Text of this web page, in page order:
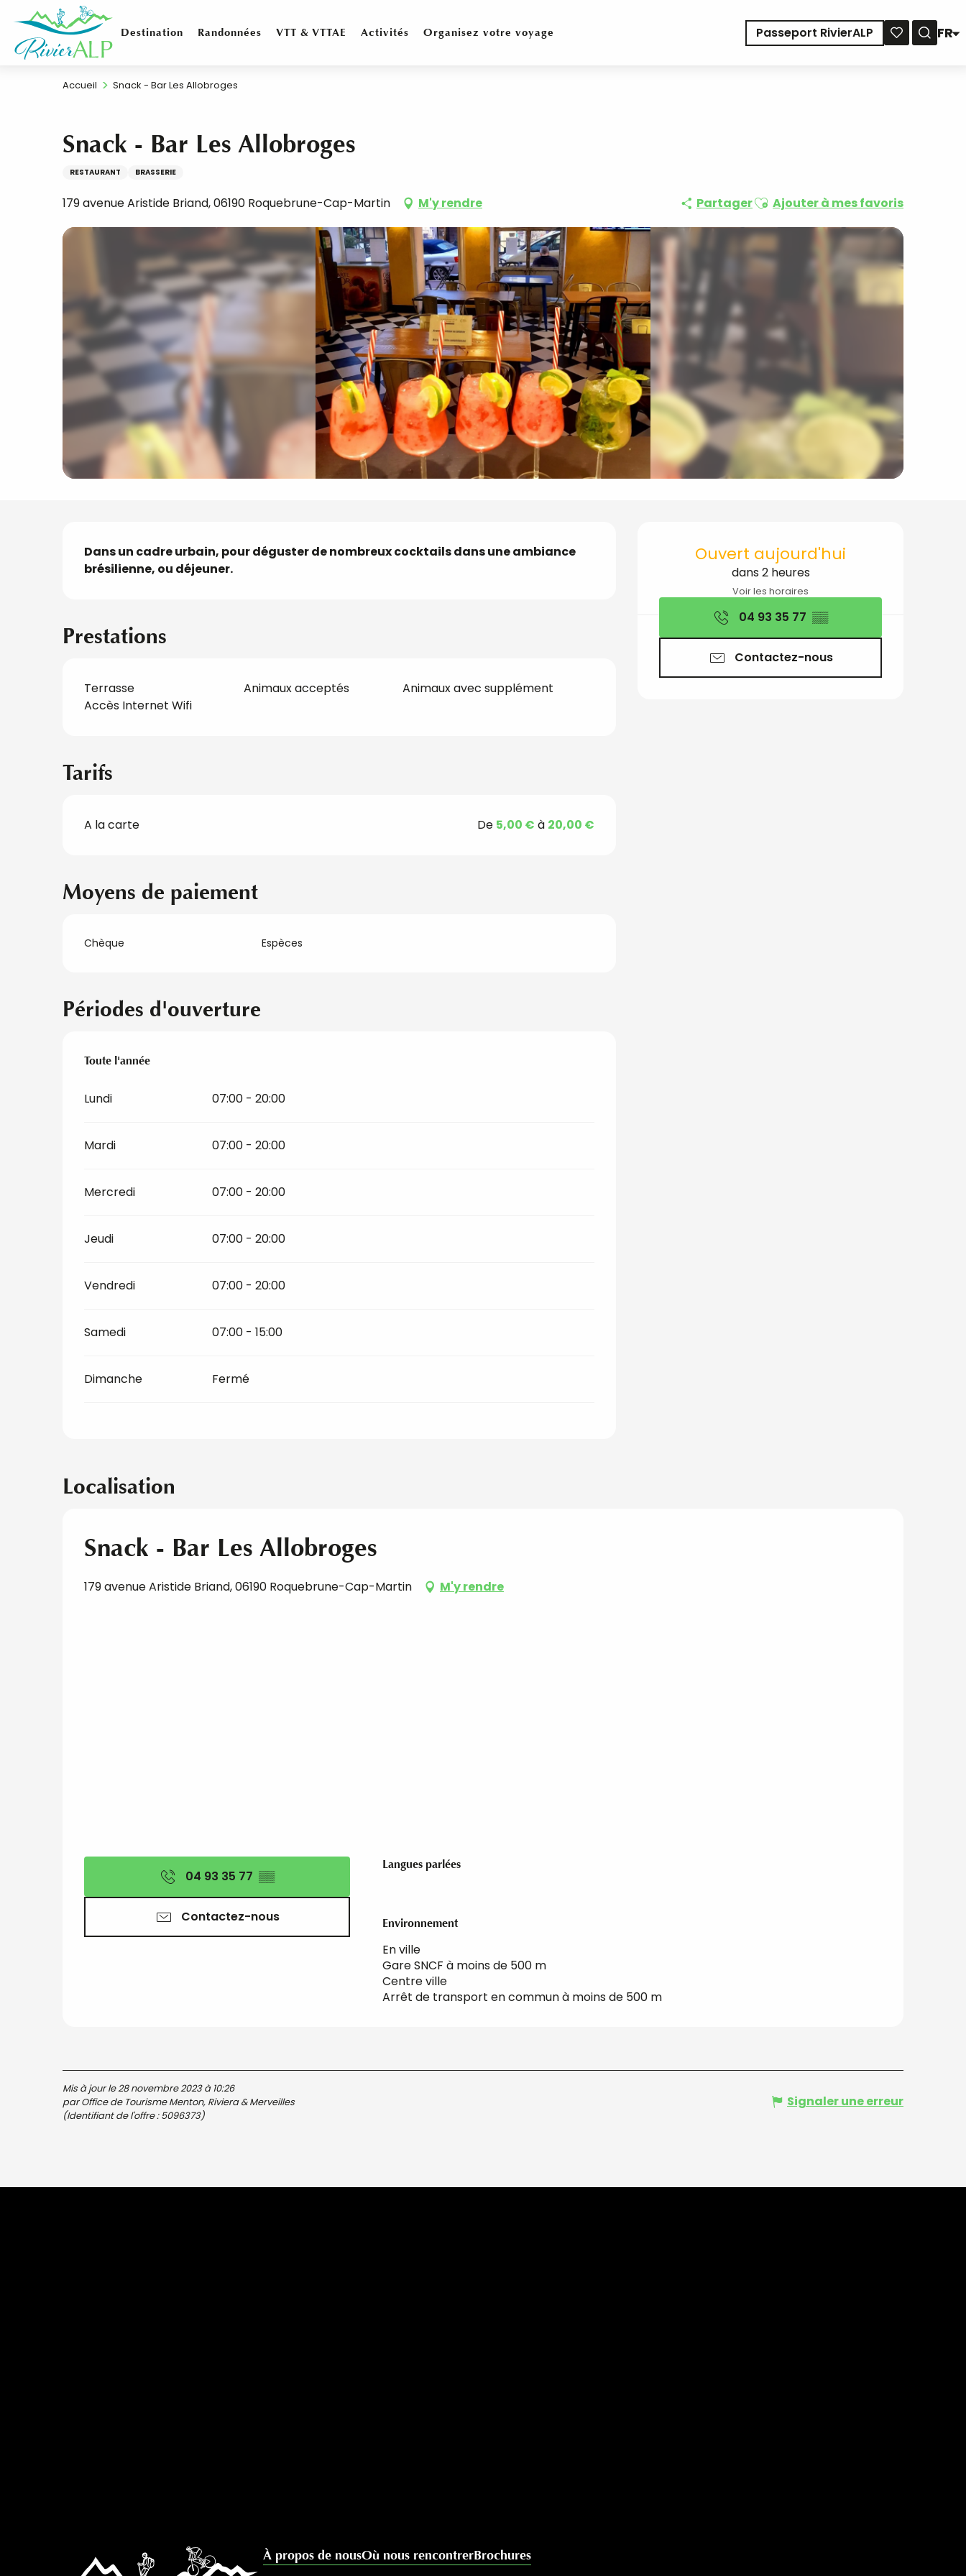
contenu
principal
Passeport RivierALP
FR
Destination Randonnées VTT & VTTAE Activités Organisez votre voyage
Accueil Snack - Bar Les Allobroges
Snack - Bar Les Allobroges
RESTAURANT BRASSERIE
179 avenue Aristide Briand, 06190 Roquebrune-Cap-Martin M'y rendre PartagerAjouter aux favoris
Ajouter à mes favoris
Ouverture et
Ouvert aujourd'hui
dans 2 heures
Voir les horaires
04 93 35 77 ▒▒
Contactez-nous
Description
Dans un cadre urbain, pour déguster de nombreux cocktails dans une ambiance
brésilienne, ou déjeuner.
Prestations
Terrasse Animaux acceptés
Animaux avec supplément
Accès Internet Wifi
Tarifs
Tarifs 2026
A la carte De 5,00 € à 20,00 €
Moyens de paiement
Chèque Espèces
Périodes d'ouverture
Toute l'année
Toute l'année
Lundi 07:00 - 20:00
Mardi 07:00 - 20:00
Mercredi 07:00 - 20:00
Jeudi 07:00 - 20:00
Vendredi 07:00 - 20:00
Samedi 07:00 - 15:00
Dimanche Fermé
Localisation
Snack - Bar Les Allobroges
179 avenue Aristide Briand, 06190 Roquebrune-Cap-Martin M'y rendre
04 93 35 77 ▒▒
Contactez-nous
Langues parlées
Langues parlées
Environnement
Environnement
En ville
Gare SNCF à moins de 500 m
Centre ville
Arrêt de transport en commun à moins de 500 m
Mis à jour le 28 novembre 2023 à 10:26
par Office de Tourisme Menton, Riviera & Merveilles
(Identifiant de l'offre :5096373)
Signaler une erreur
À propos de nousOù nous rencontrerBrochures